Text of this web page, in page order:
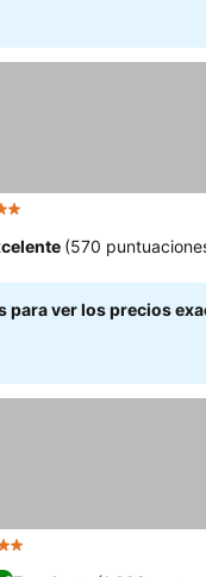
(570
para ver los precios